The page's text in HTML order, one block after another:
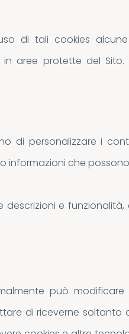
di tali cookies
aree protette del Sito.
di personalizzare i
che
descrizioni e
può modificare
di riceverne soltanto